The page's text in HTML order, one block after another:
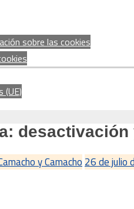
sobre las cookies
(UE)
y Camacho26 de julio